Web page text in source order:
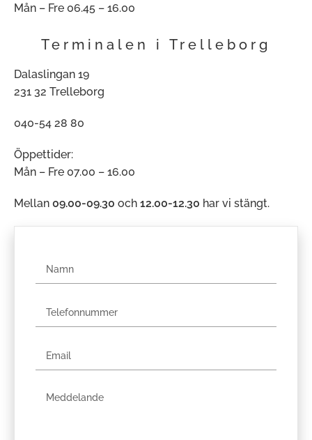
Mån – Fre 06.45 – 16.00
Terminalen i Trelleborg
Dalaslingan 19
231 32 Trelleborg
040-54 28 80
Öppettider:
Mån – Fre 07.00 – 16.00
Mellan 09.00-09.30 och 12.00-12.30 har vi stängt.